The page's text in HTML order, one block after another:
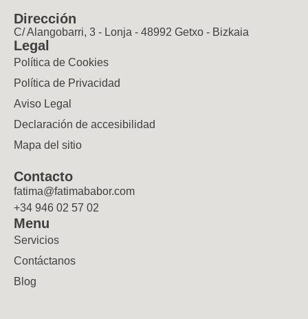
Dirección
C/ Alangobarri, 3 - Lonja - 48992 Getxo - Bizkaia
Legal
Política de Cookies
Política de Privacidad
Aviso Legal
Declaración de accesibilidad
Mapa del sitio
Contacto
fatima@fatimababor.com
+34 946 02 57 02
Menu
Servicios
Contáctanos
Blog